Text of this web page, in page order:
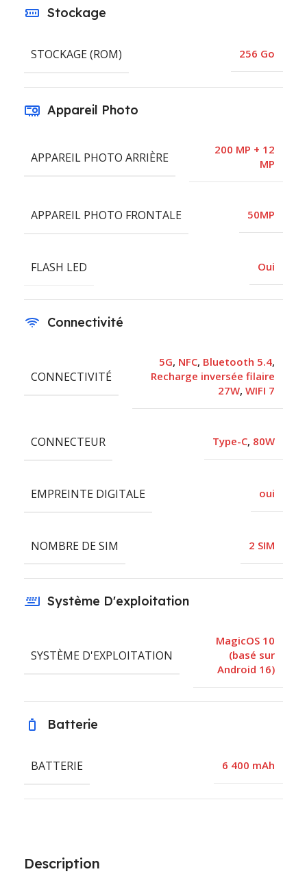
Description
Stockage
STOCKAGE (ROM) 256 Go
Appareil Photo
APPAREIL PHOTO ARRIÈRE
200 MP + 12
MP
APPAREIL PHOTO FRONTALE 50MP
FLASH LED Oui
Connectivité
CONNECTIVITÉ
5G, NFC, Bluetooth 5.4,
Recharge inversée filaire
27W, WIFI 7
CONNECTEUR Type-C, 80W
EMPREINTE DIGITALE oui
NOMBRE DE SIM 2 SIM
Système D'exploitation
SYSTÈME D'EXPLOITATION
MagicOS 10
(basé sur
Android 16)
Batterie
BATTERIE 6 400 mAh